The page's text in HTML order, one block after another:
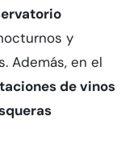
y
Además, en el
de vinos